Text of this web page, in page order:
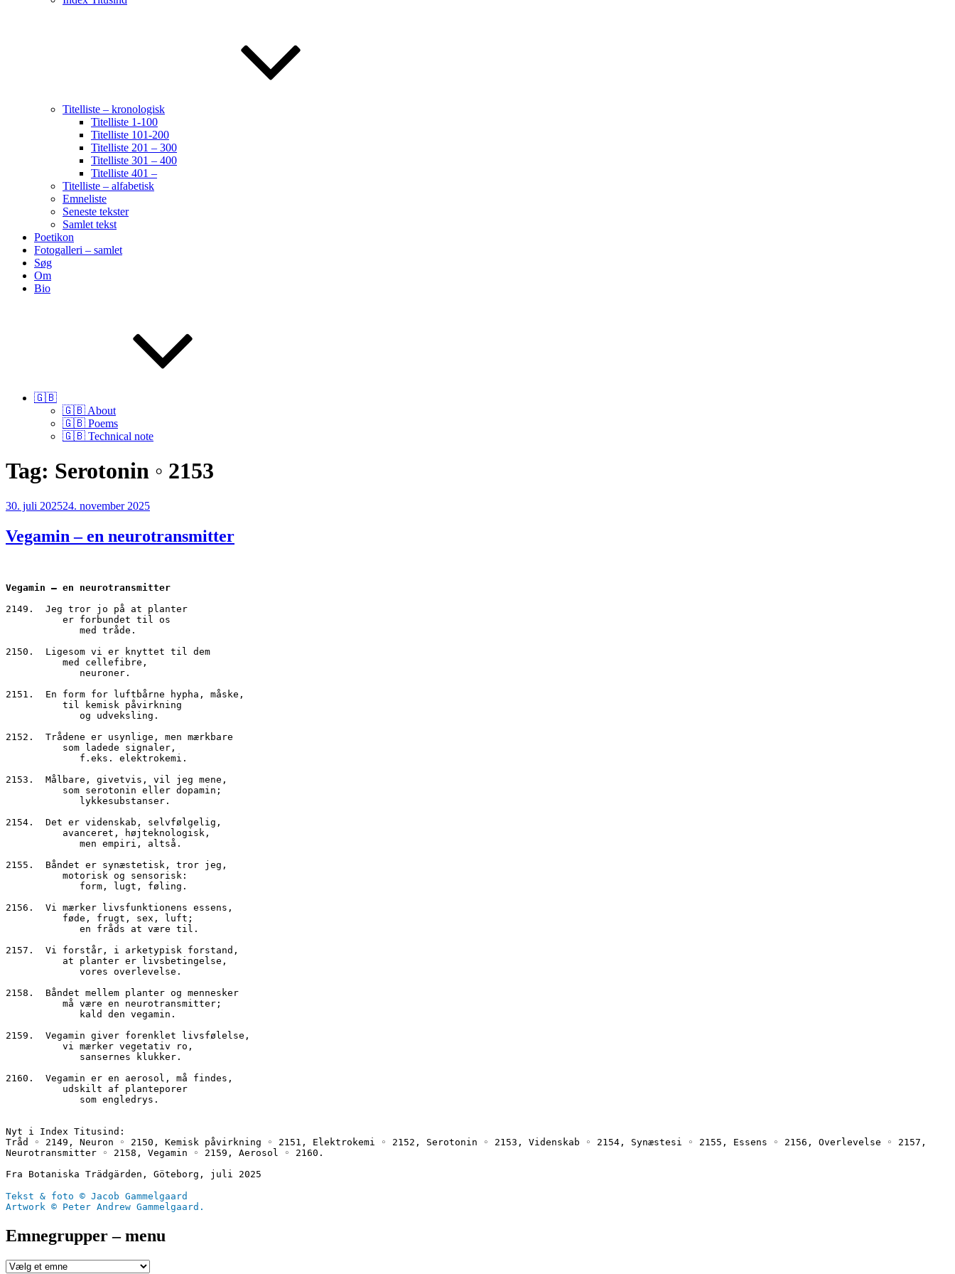
Titelliste – kronologisk
Titelliste 1-100
Titelliste 101-200
Titelliste 201 – 300
Titelliste 301 – 400
Titelliste 401 –
Titelliste – alfabetisk
Emneliste
Seneste tekster
Samlet tekst
Poetikon
Fotogalleri – samlet
Søg
Om
Bio
🇬🇧
🇬🇧 About
🇬🇧 Poems
🇬🇧 Technical note
Tag: Serotonin ◦ 2153
Udgivet
30. juli 202524. november 2025
Vegamin – en neurotransmitter
Vegamin – en neurotransmitter
2149.  Jeg tror jo på at planter
          er forbundet til os
             med tråde.
2150.  Ligesom vi er knyttet til dem
          med cellefibre,
             neuroner.
2151.  En form for luftbårne hypha, måske,
          til kemisk påvirkning
             og udveksling.
2152.  Trådene er usynlige, men mærkbare
          som ladede signaler,
             f.eks. elektrokemi.
2153.  Målbare, givetvis, vil jeg mene,
          som serotonin eller dopamin;
             lykkesubstanser.
2154.  Det er videnskab, selvfølgelig,
          avanceret, højteknologisk,
             men empiri, altså.
2155.  Båndet er synæstetisk, tror jeg,
          motorisk og sensorisk:
             form, lugt, føling.
2156.  Vi mærker livsfunktionens essens,
          føde, frugt, sex, luft;
             en fråds at være til.
2157.  Vi forstår, i arketypisk forstand,
          at planter er livsbetingelse,
             vores overlevelse.
2158.  Båndet mellem planter og mennesker
          må være en neurotransmitter;
             kald den vegamin.
2159.  Vegamin giver forenklet livsfølelse,
          vi mærker vegetativ ro,
             sansernes klukker.
2160.  Vegamin er en aerosol, må findes,
          udskilt af planteporer
             som engledrys.
Nyt i Index Titusind:
Tråd ◦ 2149, Neuron ◦ 2150, Kemisk påvirkning ◦ 2151, Elektrokemi ◦ 2152, Serotonin ◦ 2153, Videnskab ◦ 2154, Synæstesi ◦ 2155, Essens ◦ 2156, Overlevelse ◦ 2157,
Neurotransmitter ◦ 2158, Vegamin ◦ 2159, Aerosol ◦ 2160.
Fra Botaniska Trädgärden, Göteborg, juli 2025
Tekst & foto © Jacob Gammelgaard
Artwork © Peter Andrew Gammelgaard.
Emnegrupper – menu